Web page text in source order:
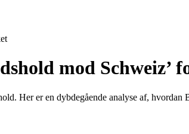
mod Schweiz’
Her er en dybdegående analyse af, hvordan